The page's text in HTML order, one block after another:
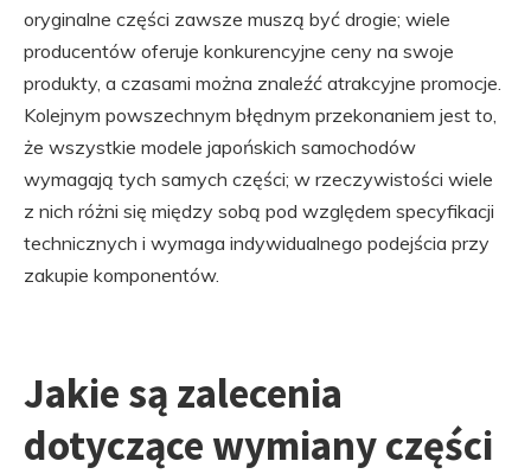
oryginalne części zawsze muszą być drogie; wiele
producentów oferuje konkurencyjne ceny na swoje
produkty, a czasami można znaleźć atrakcyjne promocje.
Kolejnym powszechnym błędnym przekonaniem jest to,
że wszystkie modele japońskich samochodów
wymagają tych samych części; w rzeczywistości wiele
z nich różni się między sobą pod względem specyfikacji
technicznych i wymaga indywidualnego podejścia przy
zakupie komponentów.
Jakie są zalecenia
dotyczące wymiany części